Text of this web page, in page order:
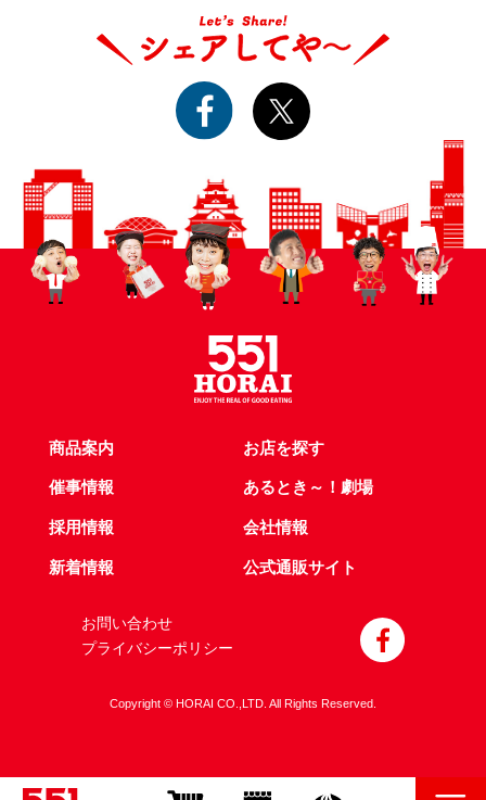
商品案内 お店を探す
催事情報 あるとき～！劇場
採用情報 会社情報
新着情報 公式通販サイト
お問い合わせ
プライバシーポリシー
Copyright © HORAI CO.,LTD. All Rights Reserved.